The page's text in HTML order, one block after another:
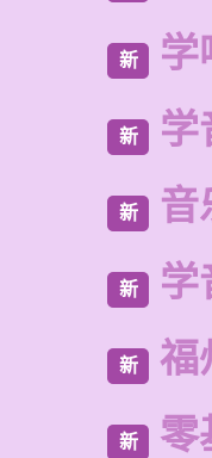
新 学
新 学
新 音
新 学
新 福
新 零